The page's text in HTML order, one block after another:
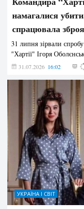
намагалися
спрацювала
31 липня зірвали
"Хартії" Ігоря
31.07.2026 16:02
УКРАЇНА І СВІТ